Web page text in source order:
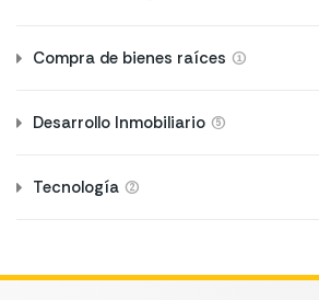
Compra de bienes raíces (1)
Desarrollo Inmobiliario (5)
Tecnología (2)